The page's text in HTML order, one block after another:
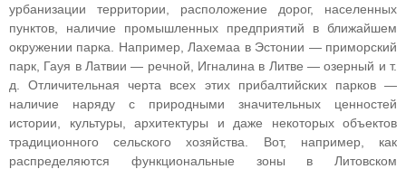
урбанизации территории, расположение дорог, населенных
пунктов, наличие промышленных предприятий в ближайшем
окружении парка. Например, Лахемаа в Эстонии — приморский
парк, Гауя в Латвии — речной, Игналина в Литве — озерный и т.
д. Отличительная черта всех этих прибалтийских парков —
наличие наряду с природными значительных ценностей
истории, культуры, архитектуры и даже некоторых объектов
традиционного сельского хозяйства. Вот, например, как
распределяются функциональные зоны в Литовском